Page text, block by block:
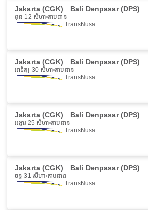
Jakarta (CGK) Bali Denpasar (DPS)
ពុធ 12 សីហា តាមដាន
TransNusa
Jakarta (CGK) Bali Denpasar (DPS)
អាទិត្យ 30 សីហា តាមដាន
TransNusa
Jakarta (CGK) Bali Denpasar (DPS)
អង្គារ 25 សីហា តាមដាន
TransNusa
Jakarta (CGK) Bali Denpasar (DPS)
ចន្ទ 31 សីហា តាមដាន
TransNusa